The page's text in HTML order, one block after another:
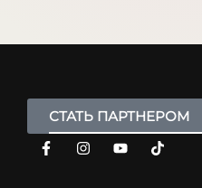
СТАТЬ ПАРТНЕРОМ